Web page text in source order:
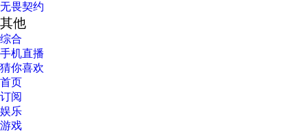
无畏契约
其他
综合
手机直播
猜你喜欢
首页
订阅
娱乐
游戏